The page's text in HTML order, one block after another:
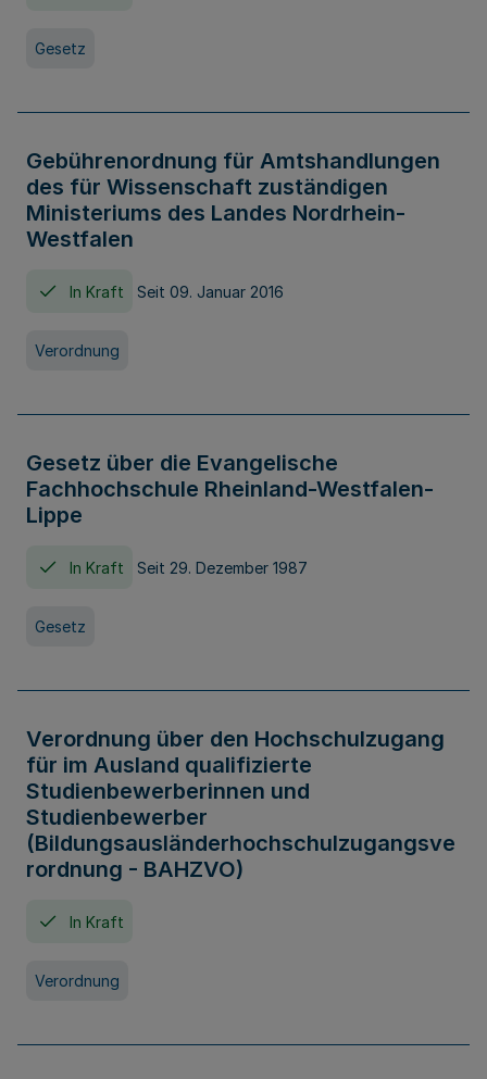
Gesetz
Gebührenordnung für Amtshandlungen
des für Wissenschaft zuständigen
Ministeriums des Landes Nordrhein-
Westfalen
In Kraft Seit 09. Januar 2016
Verordnung
Gesetz über die Evangelische
Fachhochschule Rheinland-Westfalen-
Lippe
In Kraft Seit 29. Dezember 1987
Gesetz
Verordnung über den Hochschulzugang
für im Ausland qualifizierte
Studienbewerberinnen und
Studienbewerber
(Bildungsausländerhochschulzugangsve
rordnung - BAHZVO)
In Kraft
Verordnung